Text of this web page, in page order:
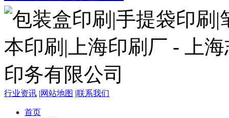
行业资讯 |网站地图 |联系我们
首页